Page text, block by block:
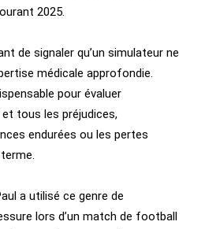
2025.
de signaler qu’un simulateur ne
médicale approfondie.
pour évaluer
tous les préjudices,
endurées ou les pertes
a utilisé ce genre de
lors d’un match de football